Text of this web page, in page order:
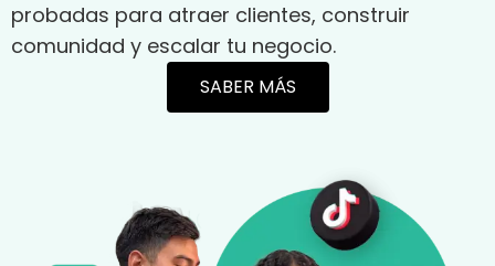
probadas para atraer clientes, construir
comunidad y escalar tu negocio.
SABER MÁS